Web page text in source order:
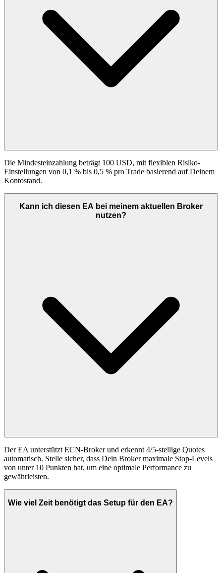
Die Mindesteinzahlung beträgt 100 USD, mit flexiblen Risiko-
Einstellungen von 0,1 % bis 0,5 % pro Trade basierend auf Deinem
Kontostand.
Kann ich diesen EA bei meinem aktuellen Broker
nutzen?
Der EA unterstützt ECN-Broker und erkennt 4/5-stellige Quotes
automatisch. Stelle sicher, dass Dein Broker maximale Stop-Levels
von unter 10 Punkten hat, um eine optimale Performance zu
gewährleisten.
Wie viel Zeit benötigt das Setup für den EA?